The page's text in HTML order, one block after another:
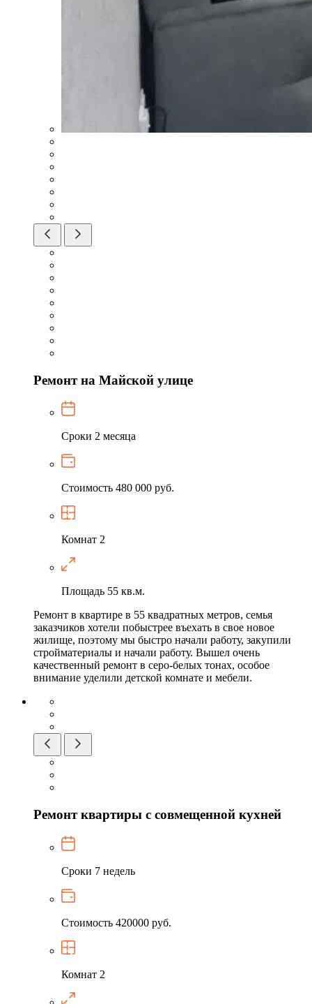
Ремонт на Майской улице
Сроки 2 месяца
Стоимость 480 000 руб.
Комнат 2
Площадь 55 кв.м.
Ремонт в квартире в 55 квадратных метров, семья
заказчиков хотели побыстрее въехать в свое новое
жилище, поэтому мы быстро начали работу, закупили
стройматериалы и начали работу. Вышел очень
качественный ремонт в серо-белых тонах, особое
внимание уделили детской комнате и мебели.
Ремонт квартиры с совмещенной кухней
Сроки 7 недель
Стоимость 420000 руб.
Комнат 2